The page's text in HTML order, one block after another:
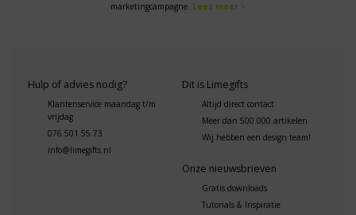
marketingcampagne. Lees meer >
Hulp of advies nodig?
Klantenservice maandag t/m
vrijdag
076 501 55 73
info@limegifts.nl
Dit is Limegifts
Altijd direct contact
Meer dan 500.000 artikelen
Wij hebben een design team!
Onze nieuwsbrieven
Gratis downloads
Tutorials & Inspiratie